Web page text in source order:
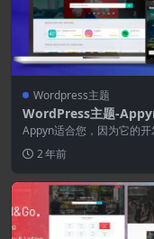
Wordpress主题
WordPress主题-
13
Appyn适合您，因为它的开
传信息...
2 年前